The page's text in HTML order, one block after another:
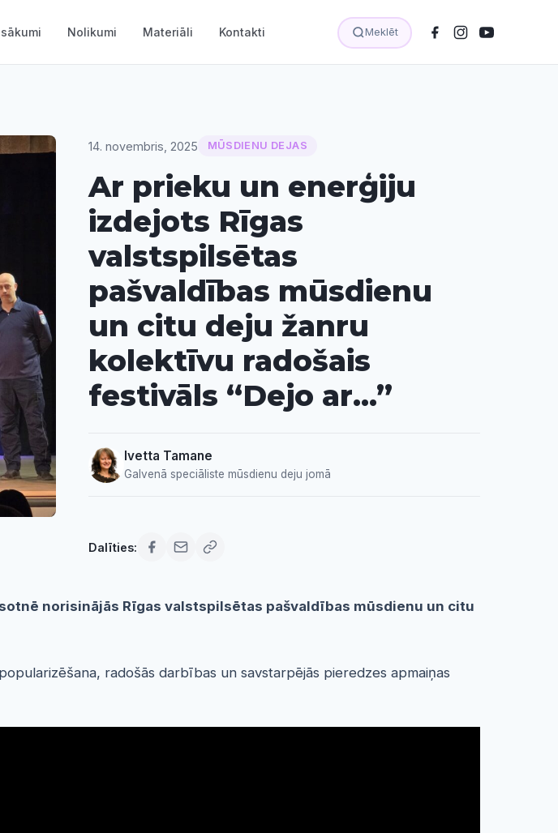
Nolikumi Materiāli Kontakti Meklēt
14. novembris, 2025 MŪSDIENU DEJAS
Ar prieku un enerģiju
izdejots Rīgas
valstspilsētas
pašvaldības mūsdienu
un citu deju žanru
kolektīvu radošais
festivāls “Dejo ar…”
Ivetta Tamane
Galvenā speciāliste mūsdienu deju jomā
Dalīties:
norisinājās Rīgas valstspilsētas pašvaldības mūsdienu un citu
radošās darbības un savstarpējās pieredzes apmaiņas